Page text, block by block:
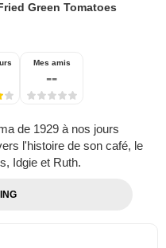
Green Tomatoes
Mes amis
--
de 1929 à nos jours
l'histoire de son café, le
Idgie et Ruth.